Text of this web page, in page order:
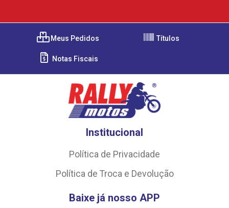
Meus Pedidos Títulos
Notas Fiscais
Institucional
Política de Privacidade
Política de Troca e Devolução
Baixe já nosso APP